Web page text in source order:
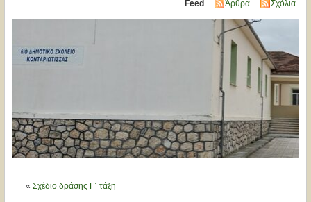
Feed Άρθρα Σχόλια
« Σχέδιο δράσης Γ΄ τάξη